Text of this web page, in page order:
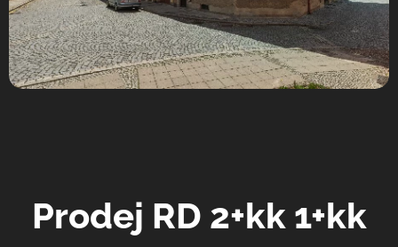
Prodej RD 2+kk 1+kk